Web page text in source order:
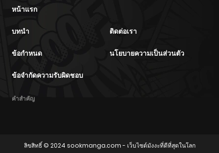
ตอนที่ 52
ตอนที่ 47 10/25/2024
หน้าแรก
บทนำ ติดต่อเรา
ข้อกำหนด นโยบายความเป็นส่วนตัว
ข้อจำกัดความรับผิดชอบ
คำสำคัญ
ลิขสิทธิ์ © 2024 sookmanga.com- เว็บไซต์มังงะที่ดีที่สุดในโลก